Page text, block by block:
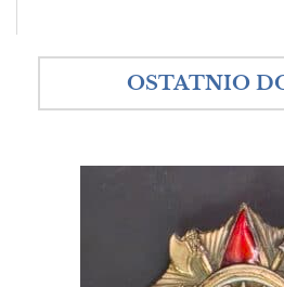
OSTATNIO